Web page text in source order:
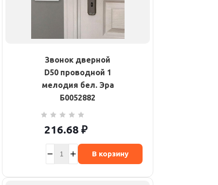
Звонок дверной
D50 проводной 1
мелодия бел. Эра
Б0052882
216.68 ₽
В корзину